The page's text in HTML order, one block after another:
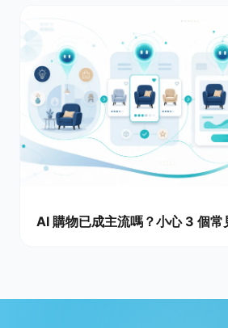
AI 購物已成主流嗎？小心 3 個常